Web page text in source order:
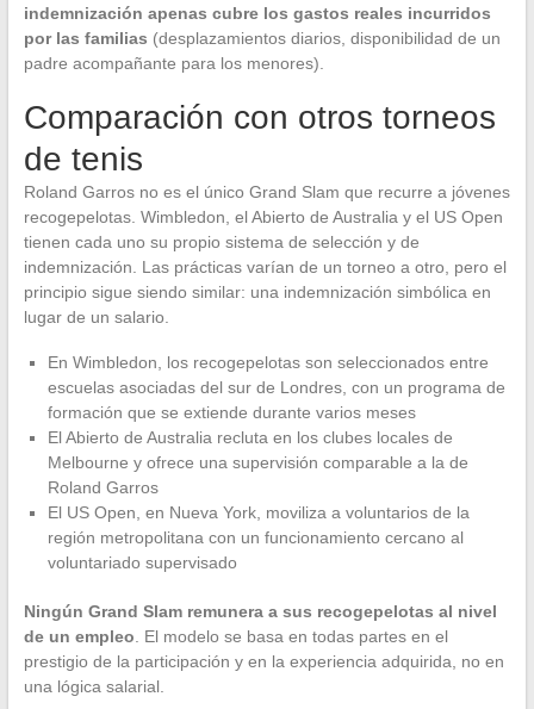
indemnización apenas cubre los gastos reales incurridos
por las familias (desplazamientos diarios, disponibilidad de un
padre acompañante para los menores).
Comparación con otros torneos
de tenis
Roland Garros no es el único Grand Slam que recurre a jóvenes
recogepelotas. Wimbledon, el Abierto de Australia y el US Open
tienen cada uno su propio sistema de selección y de
indemnización. Las prácticas varían de un torneo a otro, pero el
principio sigue siendo similar: una indemnización simbólica en
lugar de un salario.
En Wimbledon, los recogepelotas son seleccionados entre
escuelas asociadas del sur de Londres, con un programa de
formación que se extiende durante varios meses
El Abierto de Australia recluta en los clubes locales de
Melbourne y ofrece una supervisión comparable a la de
Roland Garros
El US Open, en Nueva York, moviliza a voluntarios de la
región metropolitana con un funcionamiento cercano al
voluntariado supervisado
Ningún Grand Slam remunera a sus recogepelotas al nivel
de un empleo. El modelo se basa en todas partes en el
prestigio de la participación y en la experiencia adquirida, no en
una lógica salarial.